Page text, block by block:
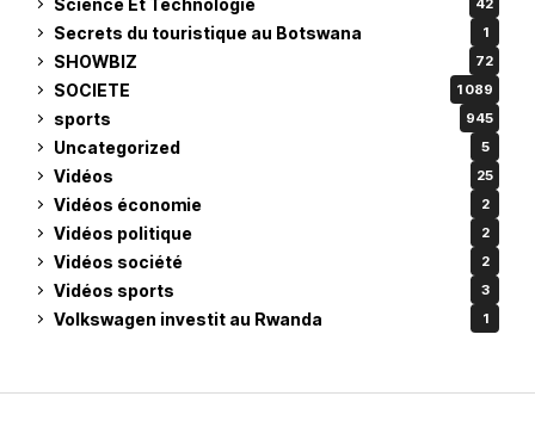
42
Secrets du touristique au Botswana 1
SHOWBIZ 72
SOCIETE 1 089
sports 945
Uncategorized 5
Vidéos 25
Vidéos économie 2
Vidéos politique 2
Vidéos société 2
Vidéos sports 3
Volkswagen investit au Rwanda 1